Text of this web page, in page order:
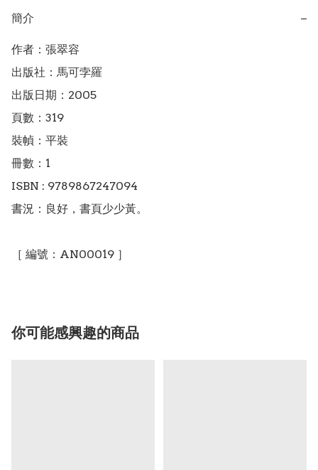
簡介 −
作者：張翠容
出版社：馬可孛羅
出版日期：2005
頁數：319
裝幀：平裝
冊數：1
ISBN : 9789867247094
書況：良好，書頁少少黃。
［ 編號：AN00019 ］
你可能感興趣的商品